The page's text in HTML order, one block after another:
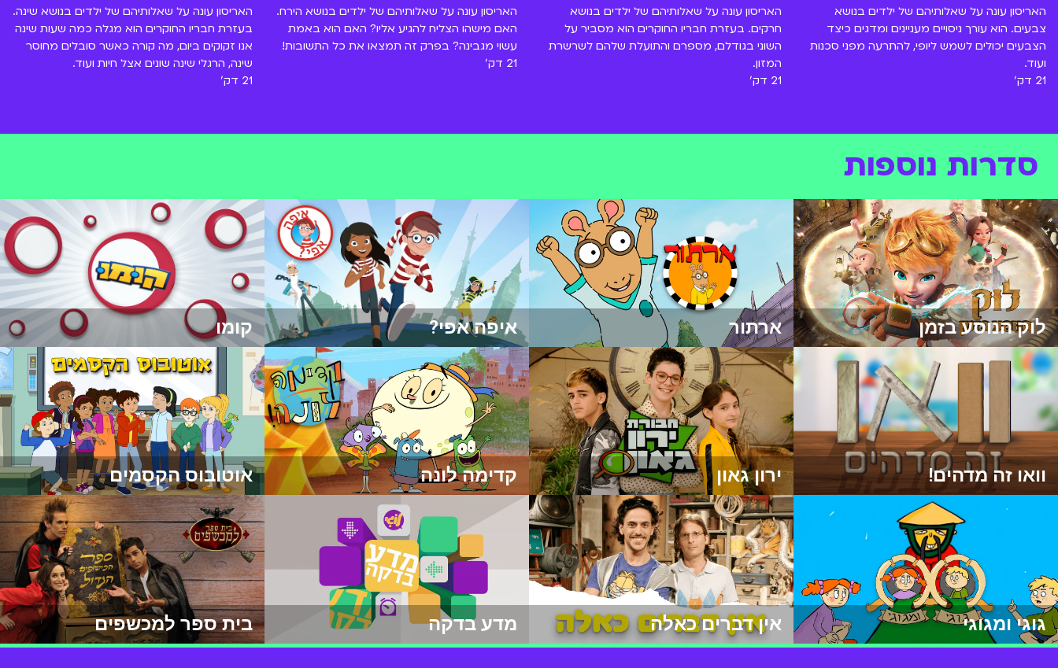
האריסון עונה על שאלותיהם של ילדים בנושא
צבעים. הוא עורך ניסויים מעניינים ומדגים כיצד
הצבעים יכולים לשמש ליופי, להתרעה מפני סכנות
ועוד.
21 דק'
האריסון עונה על שאלותיהם של ילדים בנושא
חרקים. בעזרת חבריו החוקרים הוא מסביר על
השוני בגודלם, מספרם והתועלת שלהם לשרשרת
המזון.
21 דק'
האריסון עונה על שאלותיהם של ילדים בנושא הירח.
האם מישהו הצליח להגיע אליו? האם הוא באמת
עשוי מגבינה? בפרק זה תמצאו את כל התשובות!
21 דק'
האריסון עונה על שאלותיהם של ילדים בנושא שינה.
בעזרת חבריו החוקרים הוא מגלה כמה שעות שינה
אנו זקוקים ביום, מה קורה כאשר סובלים מחוסר
שינה, הרגלי שינה שונים אצל חיות ועוד.
21 דק'
סדרות נוספות
לוק הנוסע בזמן ארתור איפה אפי? קומו
וואו זה מדהים! ירון גאון קדימה לונה אוטובוס הקסמים
גוגי ומגוגי אין דברים כאלה מדע בדקה בית ספר למכשפים